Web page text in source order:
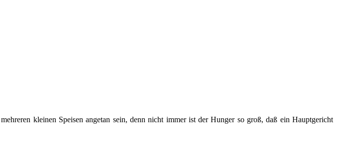
kleinen Speisen angetan sein, denn nicht immer ist der Hunger so groß, daß ein Hauptgericht